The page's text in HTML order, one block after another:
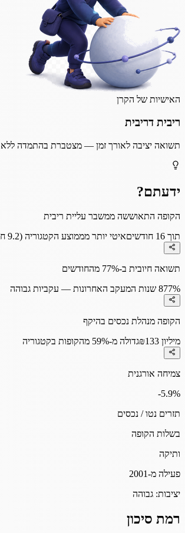
האישיות של הקרן
ריבית דריבית
תשואה יציבה לאורך זמן — מצטברת בהתמדה ללא
ידעתם?
הקופה התאוששה ממשבר עליית ריבית
תוך 16 חודשים
איטי יותר מממוצע הקטגוריה (9.2 חודשים)
תשואה חיובית ב-77% מהחודשים
77%8 שנות המעקב האחרונות — עקביות גבוהה
הקופה מנהלת נכסים בהיקף
₪133 מיליון
גדולה מ-59% מהקופות בקטגוריה
צמיחה אורגנית
-5.9%
תזרים נטו / נכסים
בשלות הקופה
ותיקה
פעילה מ-2001
יציבות: גבוהה
רמת סיכון